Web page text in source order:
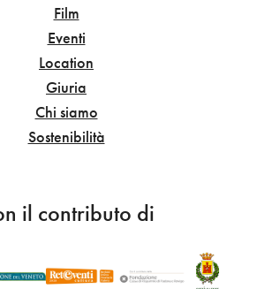
Film
Eventi
Location
Giuria
Chi siamo
Sostenibilità
il contributo di